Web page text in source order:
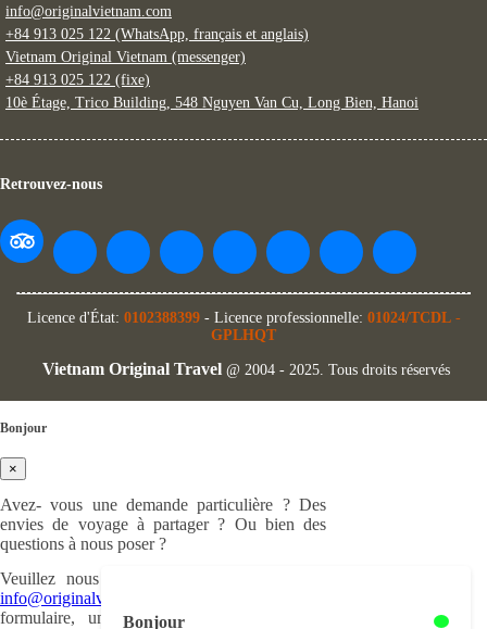
info@originalvietnam.com
+84 913 025 122 (WhatsApp, français et anglais)
Vietnam Original Vietnam (messenger)
+84 913 025 122 (fixe)
10è Étage, Trico Building, 548 Nguyen Van Cu, Long Bien, Hanoi
Retrouvez-nous
Licence d'État: 0102388399 - Licence professionnelle: 01024/TCDL-
GPLHQT
Vietnam Original Travel@ 2004 - 2025. Tous droits réservés
Bonjour
Bonjour
×
Avez- vous une demande particulière ? Des
envies de voyage à partager ? Ou bien des
questions à nous poser ?
Veuillez nous nous écrire à cette adresse :
info@originalvietnam.com
formulaire, un de nos experts en voyage